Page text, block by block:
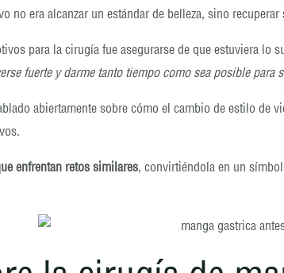
no era alcanzar un estándar de belleza, sino recuperar
para la cirugía fue asegurarse de que estuviera
fuerte y darme tanto tiempo como sea posible para
abiertamente sobre cómo el cambio de estilo
enfrentan retos similares, convirtiéndola en un